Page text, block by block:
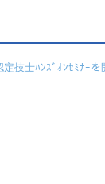
技士ﾊﾝｽﾞｵﾝｾﾐﾅｰを